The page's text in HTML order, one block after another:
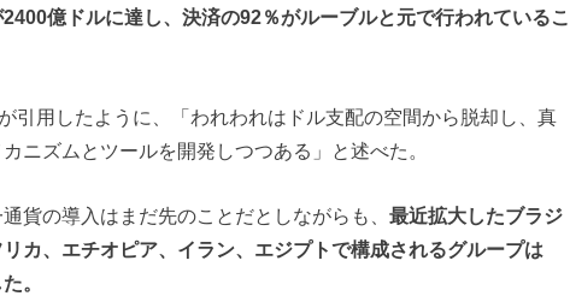
億ドルに達し、決済の92％がルーブルと元で行われているこ
引用したように、「われわれはドル支配の空間から脱却し、真
ニズムとツールを開発しつつある」と述べた。
貨の導入はまだ先のことだとしながらも、 最近拡大したブラジ
カ、エチオピア、イラン、エジプトで構成されるグループは
。